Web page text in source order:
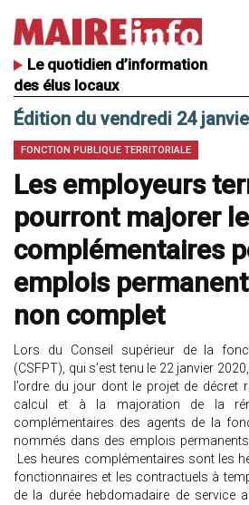
Le quotidien d’information
des élus locaux
Édition du vendredi 24
FONCTION PUBLIQUE TERRITORIALE
Les employeurs
pourront majorer
complémentaires
emplois
non complet
Lors du Conseil supérieur de la
(CSFPT), qui s’est tenu le 22 janvier
l’ordre du jour dont le projet de décret
calcul et à la majoration de la
complémentaires des agents de la
nommés dans des emplois
Les heures complémentaires sont les
fonctionnaires et les contractuels à
de la durée hebdomadaire de service